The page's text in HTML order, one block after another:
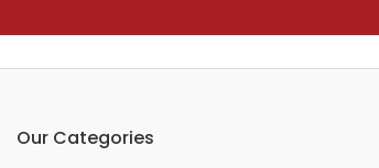
Our Categories